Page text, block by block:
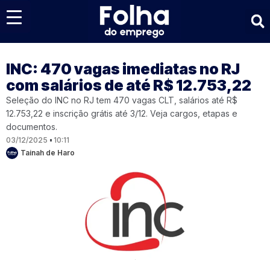
INC: 470 vagas imediatas no RJ
com salários de até R$ 12.753,22
Seleção do INC no RJ tem 470 vagas CLT, salários até R$
12.753,22 e inscrição grátis até 3/12. Veja cargos, etapas e
documentos.
03/12/2025
10:11
Tainah de Haro